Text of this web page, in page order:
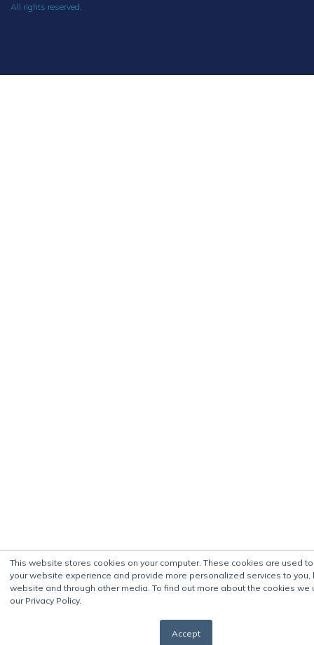
This website stores cookies on your computer. These cookies are used
your website experience and provide more personalized services to you,
website and through other media. To find out more about the cookies we
our Privacy Policy.
Accept
All rights reserved.